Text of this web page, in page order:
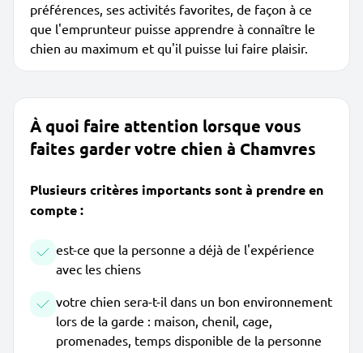
préférences, ses activités favorites, de façon à ce
que l'emprunteur puisse apprendre à connaître le
chien au maximum et qu'il puisse lui faire plaisir.
À quoi faire attention lorsque vous
faites garder votre chien à Chamvres
Plusieurs critères importants sont à prendre en
compte :
est-ce que la personne a déjà de l'expérience
avec les chiens
votre chien sera-t-il dans un bon environnement
lors de la garde : maison, chenil, cage,
promenades, temps disponible de la personne